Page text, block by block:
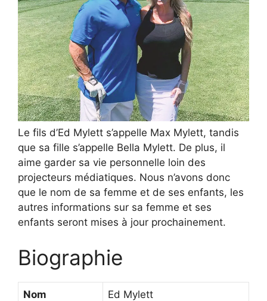
Le fils d’Ed Mylett s’appelle Max Mylett, tandis
que sa fille s’appelle Bella Mylett. De plus, il
aime garder sa vie personnelle loin des
projecteurs médiatiques. Nous n’avons donc
que le nom de sa femme et de ses enfants, les
autres informations sur sa femme et ses
enfants seront mises à jour prochainement.
Biographie
Nom Ed Mylett